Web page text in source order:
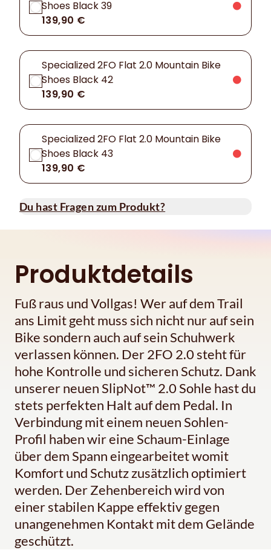
Shoes Black 39
139,90 €
Specialized 2FO Flat 2.0 Mountain Bike
Shoes Black 42
139,90 €
Specialized 2FO Flat 2.0 Mountain Bike
Shoes Black 43
139,90 €
Du hast Fragen zum Produkt?
Produktdetails
Fuß raus und Vollgas! Wer auf dem Trail
ans Limit geht muss sich nicht nur auf sein
Bike sondern auch auf sein Schuhwerk
verlassen können. Der 2FO 2.0 steht für
hohe Kontrolle und sicheren Schutz. Dank
unserer neuen SlipNot™ 2.0 Sohle hast du
stets perfekten Halt auf dem Pedal. In
Verbindung mit einem neuen Sohlen-
Profil haben wir eine Schaum-Einlage
über dem Spann eingearbeitet womit
Komfort und Schutz zusätzlich optimiert
werden. Der Zehenbereich wird von
einer stabilen Kappe effektiv gegen
unangenehmen Kontakt mit dem Gelände
geschützt.